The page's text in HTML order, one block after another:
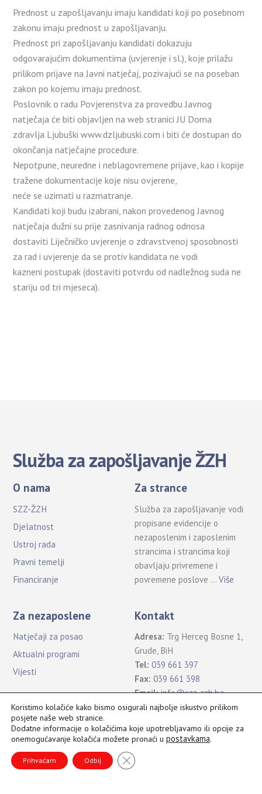
Prednost u zapošljavanju imaju kandidati koji po posebnom
zakonu imaju prednost u zapošljavanju.
Prednost pri zapošljavanju kandidati dokazuju
odgovarajućim dokumentima (uvjerenje i sl.), koje prilažu
prilikom prijave na Javni natječaj, pozivajući se na poseban
zakon po kojemu imaju prednost.
Poslovnik o radu Povjerenstva za provedbu Javnog
natječaja će biti objavljen na web stranici JU Doma
zdravlja Ljubuški www.dzljubuski.com i biti će dostupan do
okončanja natječajne procedure.
Nepotpune, neuredne i neblagovremene prijave, kao i kopije
tražene dokumentacije koje nisu ovjerene,
neće se uzimati u razmatranje.
Kandidati koji budu izabrani, nakon provedenog Javnog
natječaja dužni su prije zasnivanja radnog odnosa
dostaviti Liječničko uvjerenje o zdravstvenoj sposobnosti
za rad i uvjerenje da se protiv kandidata ne vodi
kazneni postupak (dostaviti potvrdu od nadležnog suda ne
stariju od tri mjeseca).
Služba za zapošljavanje ŽZH
O nama
SZZ-ŽZH
Djelatnost
Ustroj rada
Pravni temelji
Financiranje
Za strance
Služba za zapošljavanje vodi
propisane evidencije o
nezaposlenim i zaposlenim
strancima i strancima koji
obavljaju privremene i
povremene poslove …Više
Za nezaposlene
Natječaji za posao
Aktualni programi
Vijesti
Kontakt
Adresa: Trg Herceg Bosne 1,
Grude, BiH
Tel: 039 661 397
Fax: 039 661 398
Email: info@szz-zzh.ba
Sva prava pridržana Služba za zapošljavanje ŽZH ©2021
Koristimo kolačiće kako bismo osigurali najbolje iskustvo prilikom
posjete naše web stranice.
Dodatne informacije o kolačićima koje upotrebljavamo ili opcije za
onemogućavanje kolačića možete pronaći u postavkama.
Prihvaćam Odbij CLOSE GDPR COOKIE BANNER